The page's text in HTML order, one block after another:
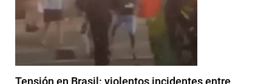
Tensión en Brasil: violentos incidentes entre